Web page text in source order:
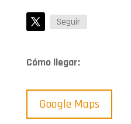
Seguir
Cómo llegar:
Google Maps